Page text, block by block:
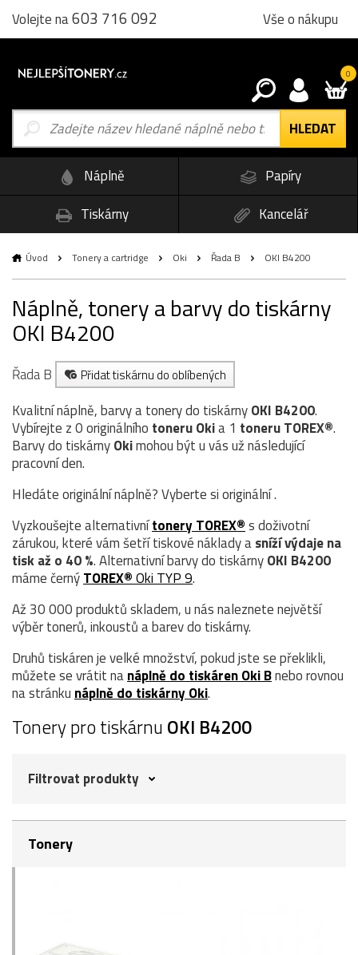
Volejte na603 716 092 Vše o nákupu
0
Náplně
Papíry
Tiskárny
Kancelář
Úvod Tonery a cartridge Oki Řada B OKI B4200
Náplně, tonery a barvy do tiskárny
OKI B4200
Řada B Přidat tiskárnu do oblíbených
Kvalitní náplně, barvy a tonery do tiskárnyOKI B4200.
Vybírejte z 0 originálního toneruOkia 1 toneru TOREX®.
Barvy do tiskárnyOkimohou být u vás už následující
pracovní den.
Hledáte originální náplně? Vyberte si originální .
Vyzkoušejte alternativnítonery TOREX®s doživotní
zárukou, které vám šetří tiskové náklady asníží výdaje na
tisk až o 40 %. Alternativní barvy do tiskárnyOKI B4200
máme černýTOREX®Oki TYP 9.
Až 30 000 produktů skladem, u nás naleznete největší
výběr tonerů, inkoustů a barev do tiskárny.
Druhů tiskáren je velké množství, pokud jste se překlikli,
můžete se vrátit nanáplně do tiskáren Oki Bnebo rovnou
na stránku náplně do tiskárny Oki.
Tonery pro tiskárnu OKI B4200
Filtrovat produkty
Tonery